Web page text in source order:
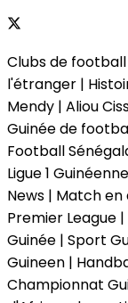
Clubs de
l'étranger |
Mendy | Aliou
Guinée de
Football
Ligue 1
News | Match
Premier League |
Guinée | Sport
Guineen |
Championnat